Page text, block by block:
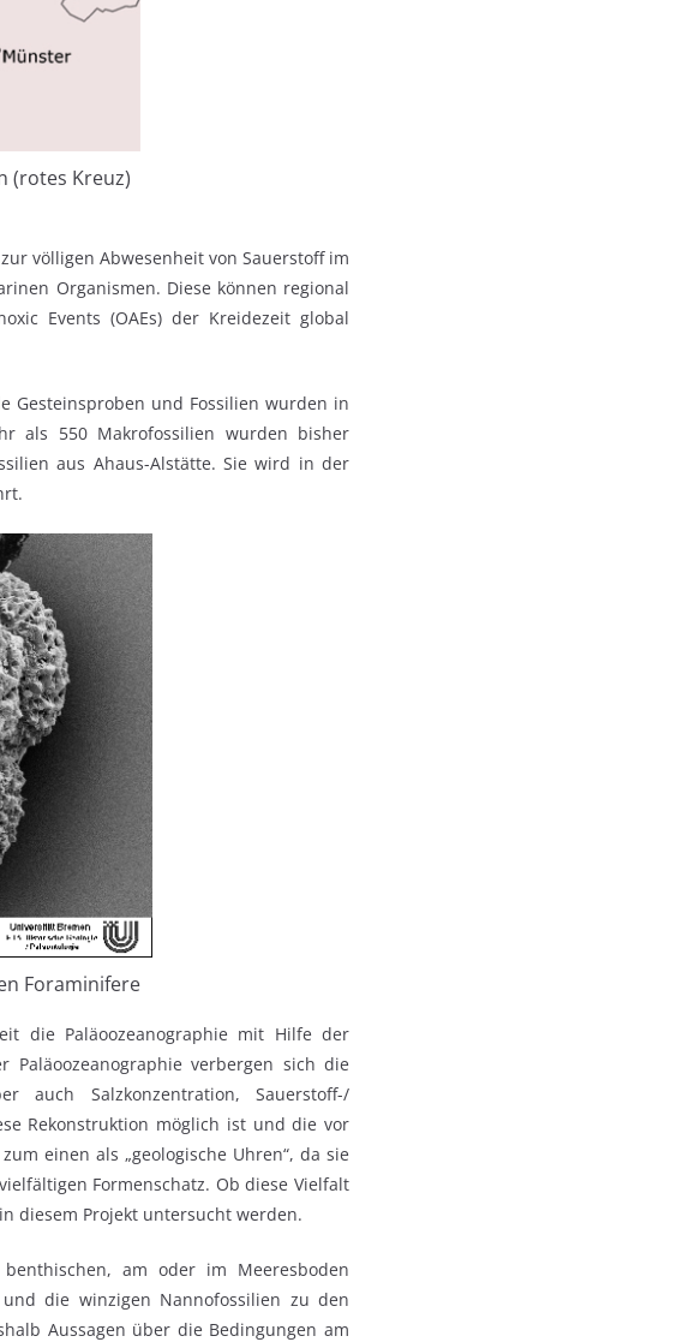
(rotes Kreuz)
völligen Abwesenheit von Sauerstoff im
Organismen. Diese können regional
Events (OAEs) der Kreidezeit global
Gesteinsproben und Fossilien wurden in
als 550 Makrofossilien wurden bisher
aus Ahaus-Alstätte. Sie wird in der
Foraminifere
die Paläoozeanographie mit Hilfe der
verbergen sich die
auch Salzkonzentration, Sauerstoff-/
Rekonstruktion möglich ist und die vor
einen als „geologische Uhren“, da sie
Formenschatz. Ob diese Vielfalt
diesem Projekt untersucht werden.
am oder im Meeresboden
die winzigen Nannofossilien zu den
Aussagen über die Bedingungen am